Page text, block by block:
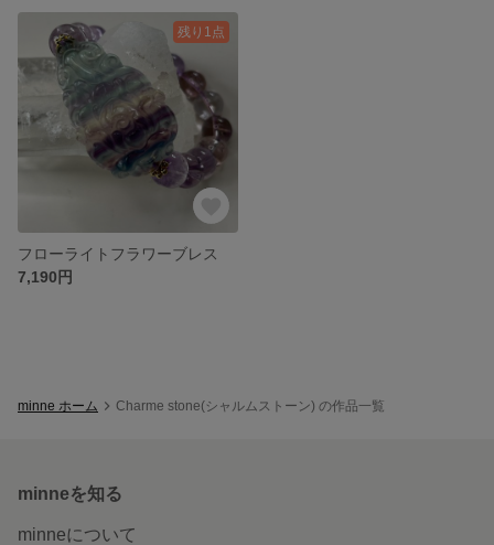
残り1点
フローライトフラワーブレス
7,190円
minne ホーム Charme stone(シャルムストーン) の作品一覧
minneを知る
minneについて